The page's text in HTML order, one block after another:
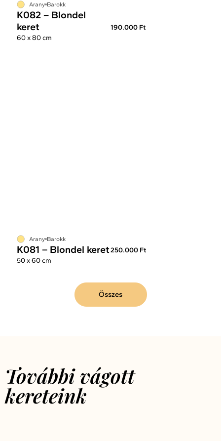
Arany Barokk
K082 – Blondel
keret
190.000 Ft
60 x 80 cm
Arany Barokk
K081 – Blondel keret250.000 Ft
50 x 60 cm
Összes
További vágott
kereteink